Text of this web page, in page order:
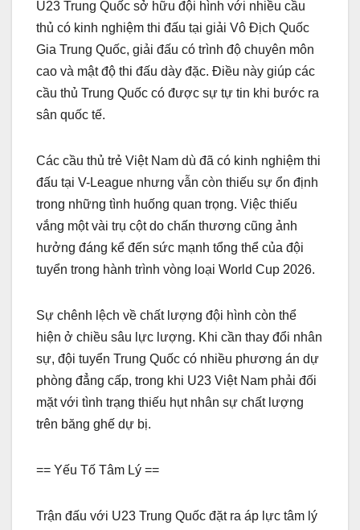
U23 Trung Quốc sở hữu đội hình với nhiều cầu
thủ có kinh nghiệm thi đấu tại giải Vô Địch Quốc
Gia Trung Quốc, giải đấu có trình độ chuyên môn
cao và mật độ thi đấu dày đặc. Điều này giúp các
cầu thủ Trung Quốc có được sự tự tin khi bước ra
sân quốc tế.
Các cầu thủ trẻ Việt Nam dù đã có kinh nghiệm thi
đấu tại V-League nhưng vẫn còn thiếu sự ổn định
trong những tình huống quan trọng. Việc thiếu
vắng một vài trụ cột do chấn thương cũng ảnh
hưởng đáng kể đến sức mạnh tổng thể của đội
tuyển trong hành trình vòng loại World Cup 2026.
Sự chênh lệch về chất lượng đội hình còn thể
hiện ở chiều sâu lực lượng. Khi cần thay đổi nhân
sự, đội tuyển Trung Quốc có nhiều phương án dự
phòng đẳng cấp, trong khi U23 Việt Nam phải đối
mặt với tình trạng thiếu hụt nhân sự chất lượng
trên băng ghế dự bị.
== Yếu Tố Tâm Lý ==
Trận đấu với U23 Trung Quốc đặt ra áp lực tâm lý